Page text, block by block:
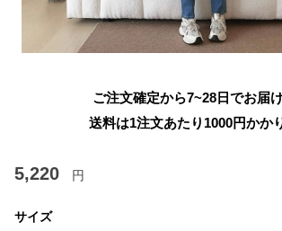
ご注文確定から7~28日でお届
送料は1注文あたり 1000円かか
5,220 円
サイズ